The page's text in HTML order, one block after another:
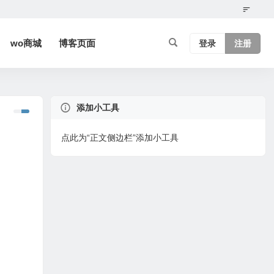
wo商城 博客页面 登录 注册
添加小工具
点此为“正文侧边栏”添加小工具